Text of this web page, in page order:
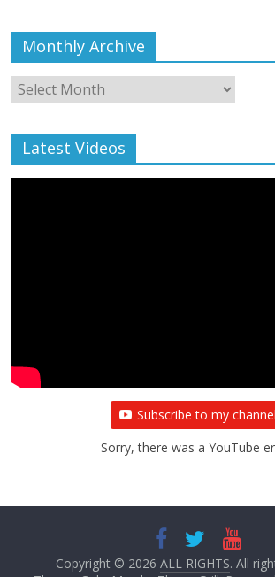
Monthly Archive
Monthly
Archive
Latest Videos
Subscribe to my channel
Sorry, there was a YouTube
Copyright © 2026 ALL RIGHTS. All